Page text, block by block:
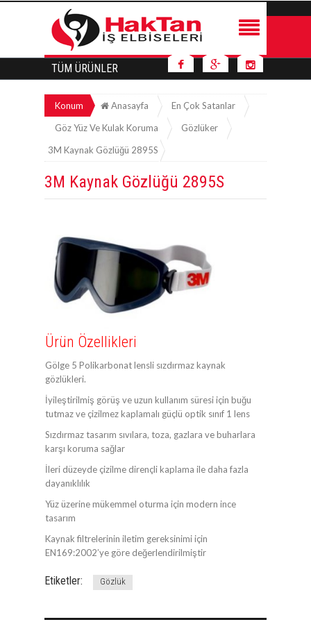
TÜM ÜRÜNLER
Konum Anasayfa
En Çok Satanlar
Göz Yüz Ve Kulak Koruma
Gözlüker
3M Kaynak Gözlüğü 2895S
3M Kaynak Gözlüğü 2895S
Ürün Özellikleri
Gölge 5 Polikarbonat lensli sızdırmaz kaynak
gözlükleri.
İyileştirilmiş görüş ve uzun kullanım süresi için buğu
tutmaz ve çizilmez kaplamalı güçlü optik sınıf 1 lens
Sızdırmaz tasarım sıvılara, toza, gazlara ve buharlara
karşı koruma sağlar
İleri düzeyde çizilme dirençli kaplama ile daha fazla
dayanıklılık
Yüz üzerine mükemmel oturma için modern ince
tasarım
Kaynak filtrelerinin iletim gereksinimi için
EN169:2002’ye göre değerlendirilmiştir
Etiketler: Gözlük